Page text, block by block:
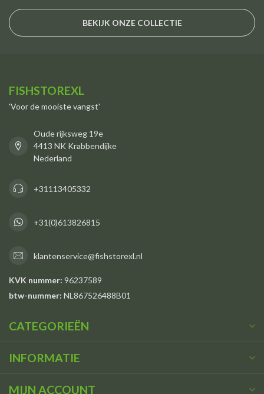
BEKIJK ONZE COLLECTIE
FISHSTOREXL
'Voor de mooiste vangst'
Oude rijksweg 19e
4413 NK Krabbendijke
Nederland
+31113405332
+31(0)613826815
klantenservice@fishstorexl.nl
KVK nummer: 96237589
btw-nummer: NL867526488B01
CATEGORIEËN
INFORMATIE
MIJN ACCOUNT